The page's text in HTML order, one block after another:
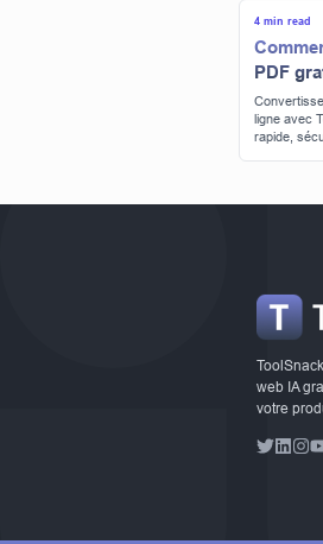
4 min read
PDF
ligne avec
rapide,
web IA
votre